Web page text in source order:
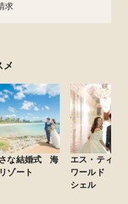
求
メ
な結婚式 海
ゾート
エス・ティー
ワールド ム
シェル